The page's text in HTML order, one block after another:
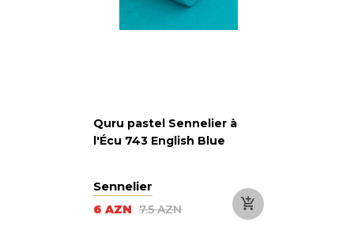
Quru pastel Sennelier à
l'Écu 743 English Blue
Sennelier
6 AZN 7.5 AZN